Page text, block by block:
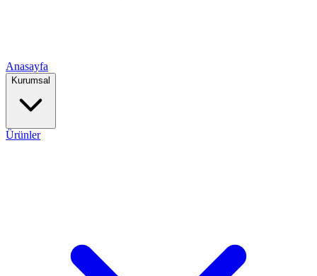
Anasayfa
Kurumsal
Ürünler